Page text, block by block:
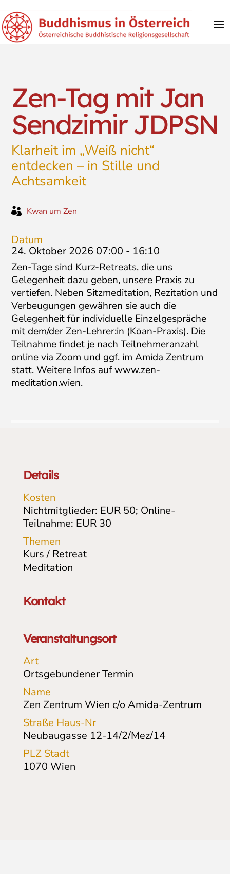
Zen-Tag mit Jan
Sendzimir JDPSN
Klarheit im „Weiß nicht“
entdecken – in Stille und
Achtsamkeit
 Kwan um Zen
Datum
24. Oktober 2026 07:00 - 16:10
Zen-Tage sind Kurz-Retreats, die uns
Gelegenheit dazu geben, unsere Praxis zu
vertiefen. Neben Sitzmeditation, Rezitation und
Verbeugungen gewähren sie auch die
Gelegenheit für individuelle Einzelgespräche
mit dem/der Zen-Lehrer:in (Kōan-Praxis). Die
Teilnahme findet je nach Teilnehmeranzahl
online via Zoom und ggf. im Amida Zentrum
statt. Weitere Infos auf www.zen-
meditation.wien.
Details
Kosten
Nichtmitglieder: EUR 50; Online-
Teilnahme: EUR 30
Themen
Kurs / Retreat
Meditation
Kontakt
Veranstaltungsort
Art
Ortsgebundener Termin
Name
Zen Zentrum Wien c/o Amida-Zentrum
Straße Haus-Nr
Neubaugasse 12-14/2/Mez/14
PLZ Stadt
1070 Wien